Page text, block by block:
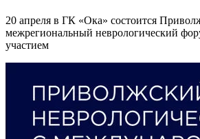
20 апреля в ГК «Ока» состоится
межрегиональный неврологический
участием